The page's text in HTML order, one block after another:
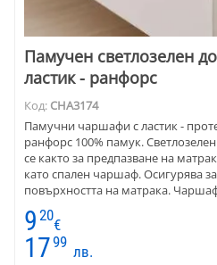
Памучен светлозелен
ластик - ранфорс
Код: CHA3174
Памучни чаршафи с ластик -
ранфорс 100% памук.
се както за предпазване на
като спален чаршаф. Осигурява
повърхността на матрака.
и при малки деца, възрастни,
се набират.
9 20
€
1799
лв.